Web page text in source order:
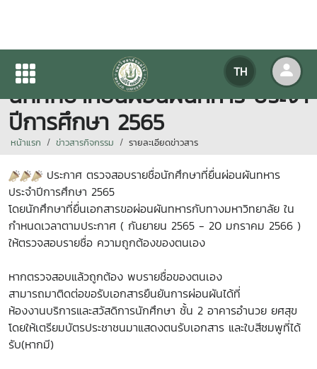
TH
ประกาศ ตรวจสอบรายชื่อ
นักศึกษาที่ยื่นผ่อนผันทหาร ประจำ
ปีการศึกษา 2565
หน้าแรก ข่าวสารกิจกรรม รายละเอียดข่าวสาร
ประกาศ ตรวจสอบรายชื่อนักศึกษาที่ยื่นผ่อนผันทหาร
ประจำปีการศึกษา 2565
โดยนักศึกษาที่ยื่นเอกสารขอผ่อนผันทหารกับทางมหาวิทยาลัย ใน
กำหนดเวลาตามประกาศ ( กันยายน 2565 - 20 มกราคม 2566 )
ให้ตรวจสอบรายชื่อ ความถูกต้องของตนเอง
หากตรวจสอบแล้วถูกต้อง พบรายชื่อของตนเอง
สามารถมาติดต่อขอรับเอกสารยืนยันการผ่อนผันได้ที่
ห้องงานบริการและสวัสดิการนักศึกษา ชั้น 2 อาคารอำนวย ยศสุข
โดยให้เตรียมบัตรประชาชนมาแสดงตนรับเอกสาร และใบสีชมพูที่ได้
รับ(หากมี)